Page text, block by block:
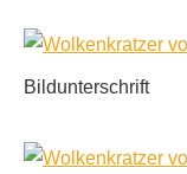
Bildunterschrift